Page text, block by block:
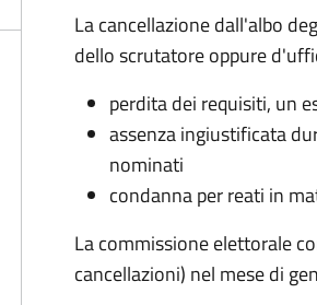
La cancellazione dall'albo
dello scrutatore oppure
perdita dei requisiti, un
assenza ingiustificata
nominati
condanna per reati in
La commissione elettorale
cancellazioni) nel mese di